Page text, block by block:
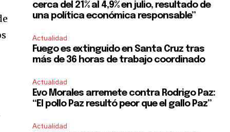
cerca del 21% al 4,9% en julio, resultado de
una política económica responsable”
Actualidad
Fuego es extinguido en Santa Cruz tras
más de 36 horas de trabajo coordinado
Actualidad
Evo Morales arremete contra Rodrigo Paz:
“El pollo Paz resultó peor que el gallo Paz”
Actualidad